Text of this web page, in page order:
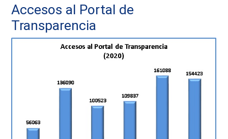
Accesos al Portal de
Transparencia